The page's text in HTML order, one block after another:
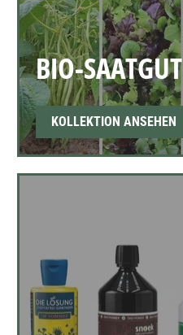
BIO-SAATGUT
KOLLEKTION ANSEHEN